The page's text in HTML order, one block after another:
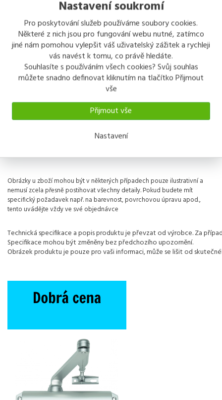
Nastavení soukromí
Pro poskytování služeb používáme soubory cookies.
Některé z nich jsou pro fungování webu nutné, zatímco
jiné nám pomohou vylepšit váš uživatelský zážitek a rychleji
vás navést k tomu, co právě hledáte.
Souhlasíte s používáním všech cookies? Svůj souhlas
můžete snadno definovat kliknutím na tlačítko Přijmout
vše
Přijmout vše
Nastavení
protiplech k magnetické sklapce
určen k zabezpečení nábytkových dveří v zavřené poloze
Obrázky u zboží mohou být v některých případech pouze ilustrativní a
nemusí zcela přesně postihovat všechny detaily. Pokud budete mít
specifický požadavek např. na barevnost, povrchovou úpravu apod.,
tento uvádějte vždy ve své objednávce
Technická specifikace a popis produktu je převzat od výrobce. Za
Specifikace mohou být změněny bez předchozího upozornění.
Obrázek produktu je pouze pro vaši informaci, může se lišit od